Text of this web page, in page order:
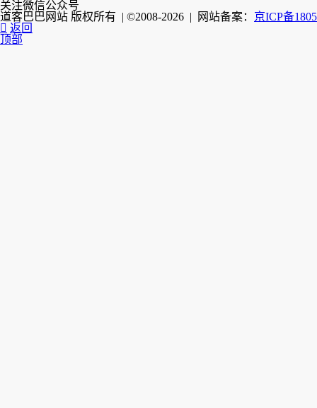
关注微信公众号
道客巴巴网站 版权所有 | ©2008-2026 | 网站备案： 京ICP备
 返回
顶部